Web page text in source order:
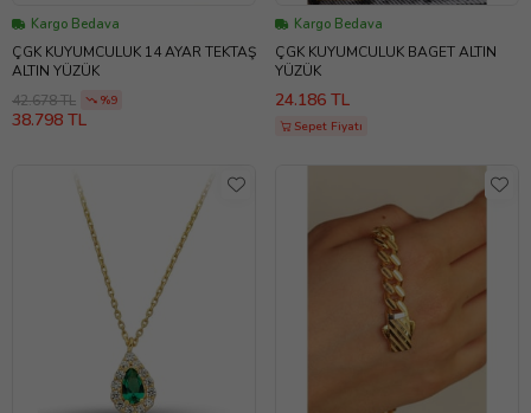
Kargo Bedava
ÇGK KUYUMCULUK 14 AYAR TEKTAŞ
ALTIN YÜZÜK
42.678 TL
%9
38.798 TL
Kargo Bedava
ÇGK KUYUMCULUK BAGET ALTIN
YÜZÜK
24.186 TL
Sepet Fiyatı